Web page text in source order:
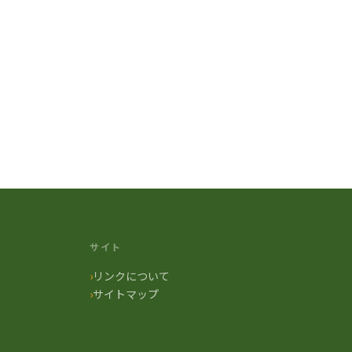
サイト
リンクについて
サイトマップ